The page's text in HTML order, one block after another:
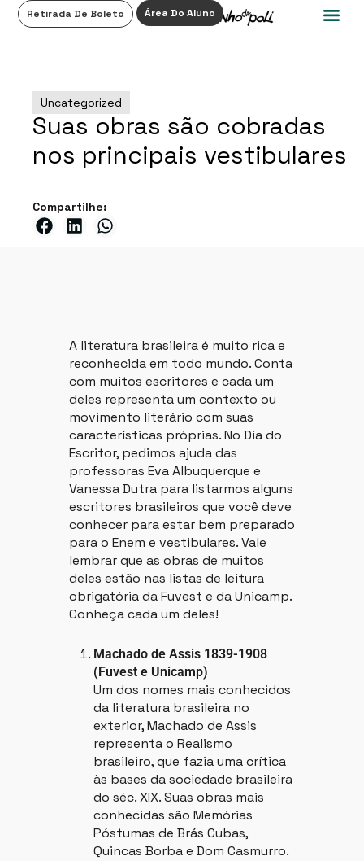
Retirada De Boleto Área Do Aluno
Uncategorized
Suas obras são cobradas
nos principais vestibulares
Compartilhe:
A literatura brasileira é muito rica e
reconhecida em todo mundo. Conta
com muitos escritores e cada um
deles representa um contexto ou
movimento literário com suas
características próprias. No Dia do
Escritor, pedimos ajuda das
professoras Eva Albuquerque e
Vanessa Dutra para listarmos alguns
escritores brasileiros que você deve
conhecer para estar bem preparado
para o Enem e vestibulares. Vale
lembrar que as obras de muitos
deles estão nas listas de leitura
obrigatória da Fuvest e da Unicamp.
Conheça cada um deles!
Machado de Assis 1839-1908
(Fuvest e Unicamp)
Um dos nomes mais conhecidos
da literatura brasileira no
exterior, Machado de Assis
representa o Realismo
brasileiro, que fazia uma crítica
às bases da sociedade brasileira
do séc. XIX. Suas obras mais
conhecidas são Memórias
Póstumas de Brás Cubas,
Quincas Borba e Dom Casmurro.